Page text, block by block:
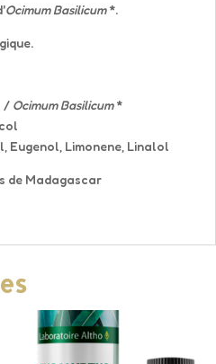
Ocimum Basilicum*.
/ Ocimum Basilicum*
Eugenol, Limonene, Linalol
de Madagascar